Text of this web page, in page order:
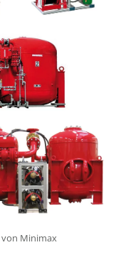
von Minimax